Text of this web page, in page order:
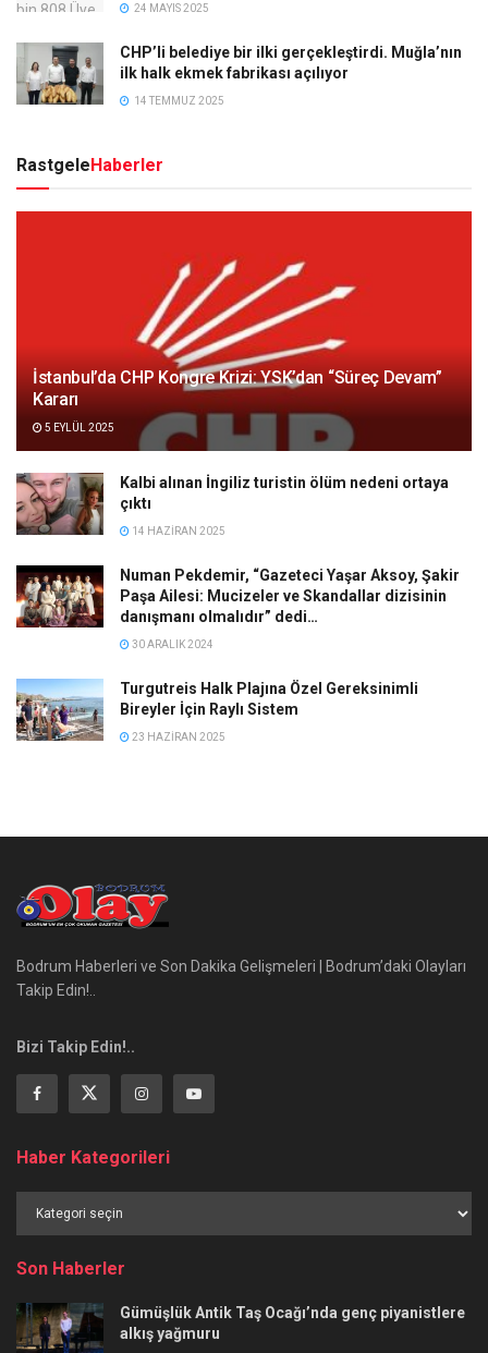
24 MAYIS 2025
CHP’li belediye bir ilki gerçekleştirdi. Muğla’nın
ilk halk ekmek fabrikası açılıyor
14 TEMMUZ 2025
Rastgele Haberler
İstanbul’da CHP Kongre Krizi: YSK’dan “Süreç Devam”
Kararı
5 EYLÜL 2025
Kalbi alınan İngiliz turistin ölüm nedeni ortaya
çıktı
14 HAZIRAN 2025
Numan Pekdemir, “Gazeteci Yaşar Aksoy, Şakir
Paşa Ailesi: Mucizeler ve Skandallar dizisinin
danışmanı olmalıdır” dedi…
30 ARALIK 2024
Turgutreis Halk Plajına Özel Gereksinimli
Bireyler İçin Raylı Sistem
23 HAZIRAN 2025
Bodrum Haberleri ve Son Dakika Gelişmeleri | Bodrum’daki Olayları
Takip Edin!..
Bizi Takip Edin!..
Haber Kategorileri
Kategorileri
Son Haberler
Gümüşlük Antik Taş Ocağı’nda genç piyanistlere
alkış yağmuru